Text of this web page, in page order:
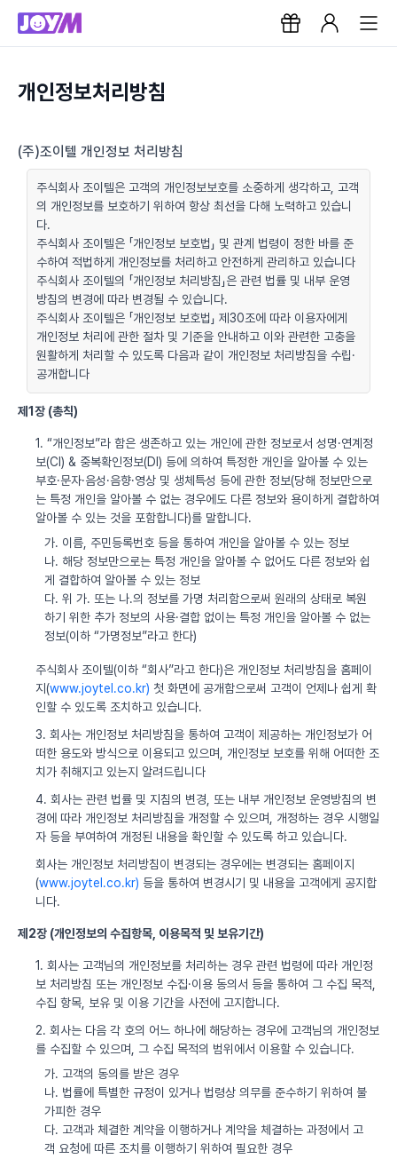
개인정보처리방침
(주)조이텔 개인정보 처리방침
주식회사 조이텔은 고객의 개인정보보호를 소중하게 생각하고, 고객
의 개인정보를 보호하기 위하여 항상 최선을 다해 노력하고 있습니
다.
주식회사 조이텔은 「개인정보 보호법」 및 관계 법령이 정한 바를 준
수하여 적법하게 개인정보를 처리하고 안전하게 관리하고 있습니다
주식회사 조이텔의 「개인정보 처리방침」은 관련 법률 및 내부 운영
방침의 변경에 따라 변경될 수 있습니다.
주식회사 조이텔은 「개인정보 보호법」 제30조에 따라 이용자에게
개인정보 처리에 관한 절차 및 기준을 안내하고 이와 관련한 고충을
원활하게 처리할 수 있도록 다음과 같이 개인정보 처리방침을 수립·
공개합니다
제1장 (총칙)
1. “개인정보”라 함은 생존하고 있는 개인에 관한 정보로서 성명·연계정
보(CI) & 중복확인정보(DI) 등에 의하여 특정한 개인을 알아볼 수 있는
부호·문자·음성·음향·영상 및 생체특성 등에 관한 정보(당해 정보만으로
는 특정 개인을 알아볼 수 없는 경우에도 다른 정보와 용이하게 결합하여
알아볼 수 있는 것을 포함합니다)를 말합니다.
가. 이름, 주민등록번호 등을 통하여 개인을 알아볼 수 있는 정보
나. 해당 정보만으로는 특정 개인을 알아볼 수 없어도 다른 정보와 쉽
게 결합하여 알아볼 수 있는 정보
다. 위 가. 또는 나.의 정보를 가명 처리함으로써 원래의 상태로 복원
하기 위한 추가 정보의 사용·결합 없이는 특정 개인을 알아볼 수 없는
정보(이하 “가명정보”라고 한다)
주식회사 조이텔(이하 “회사”라고 한다)은 개인정보 처리방침을 홈페이
지(www.joytel.co.kr) 첫 화면에 공개함으로써 고객이 언제나 쉽게 확
인할 수 있도록 조치하고 있습니다.
3. 회사는 개인정보 처리방침을 통하여 고객이 제공하는 개인정보가 어
떠한 용도와 방식으로 이용되고 있으며, 개인정보 보호를 위해 어떠한 조
치가 취해지고 있는지 알려드립니다
4. 회사는 관련 법률 및 지침의 변경, 또는 내부 개인정보 운영방침의 변
경에 따라 개인정보 처리방침을 개정할 수 있으며, 개정하는 경우 시행일
자 등을 부여하여 개정된 내용을 확인할 수 있도록 하고 있습니다.
회사는 개인정보 처리방침이 변경되는 경우에는 변경되는 홈페이지
(www.joytel.co.kr) 등을 통하여 변경시기 및 내용을 고객에게 공지합
니다.
제2장 (개인정보의 수집항목, 이용목적 및 보유기간)
1. 회사는 고객님의 개인정보를 처리하는 경우 관련 법령에 따라 개인정
보 처리방침 또는 개인정보 수집·이용 동의서 등을 통하여 그 수집 목적,
수집 항목, 보유 및 이용 기간을 사전에 고지합니다.
2. 회사는 다음 각 호의 어느 하나에 해당하는 경우에 고객님의 개인정보
를 수집할 수 있으며, 그 수집 목적의 범위에서 이용할 수 있습니다.
가. 고객의 동의를 받은 경우
나. 법률에 특별한 규정이 있거나 법령상 의무를 준수하기 위하여 불
가피한 경우
다. 고객과 체결한 계약을 이행하거나 계약을 체결하는 과정에서 고
객 요청에 따른 조치를 이행하기 위하여 필요한 경우